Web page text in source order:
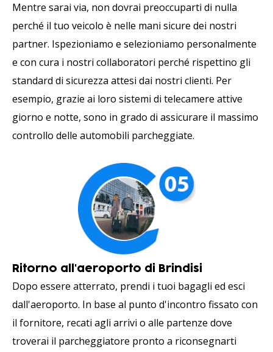
Mentre sarai via, non dovrai preoccuparti di nulla
perché il tuo veicolo è nelle mani sicure dei nostri
partner. Ispezioniamo e selezioniamo personalmente
e con cura i nostri collaboratori perché rispettino gli
standard di sicurezza attesi dai nostri clienti. Per
esempio, grazie ai loro sistemi di telecamere attive
giorno e notte, sono in grado di assicurare il massimo
controllo delle automobili parcheggiate.
Ritorno all'aeroporto di Brindisi
Dopo essere atterrato, prendi i tuoi bagagli ed esci
dall'aeroporto. In base al punto d'incontro fissato con
il fornitore, recati agli arrivi o alle partenze dove
troverai il parcheggiatore pronto a riconsegnarti